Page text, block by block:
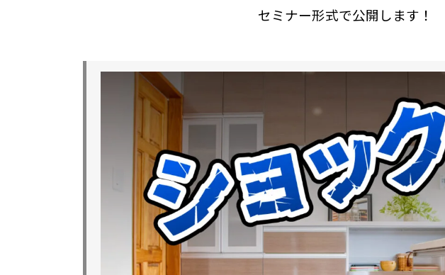
セミナー形式で公開します！